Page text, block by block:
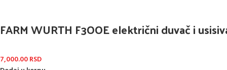
FARM WURTH F3OOE električni duvač i
7,000.00RSD